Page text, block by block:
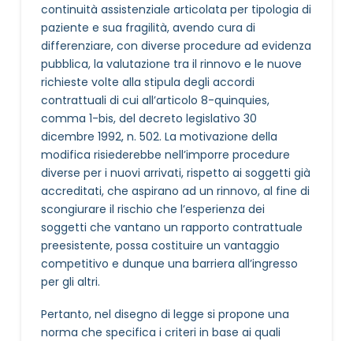
continuità assistenziale articolata per tipologia di
paziente e sua fragilità, avendo cura di
differenziare, con diverse procedure ad evidenza
pubblica, la valutazione tra il rinnovo e le nuove
richieste volte alla stipula degli accordi
contrattuali di cui all’articolo 8-quinquies,
comma 1-bis, del decreto legislativo 30
dicembre 1992, n. 502. La motivazione della
modifica risiederebbe nell’imporre procedure
diverse per i nuovi arrivati, rispetto ai soggetti già
accreditati, che aspirano ad un rinnovo, al fine di
scongiurare il rischio che l’esperienza dei
soggetti che vantano un rapporto contrattuale
preesistente, possa costituire un vantaggio
competitivo e dunque una barriera all’ingresso
per gli altri.
Pertanto, nel disegno di legge si propone una
norma che specifica i criteri in base ai quali